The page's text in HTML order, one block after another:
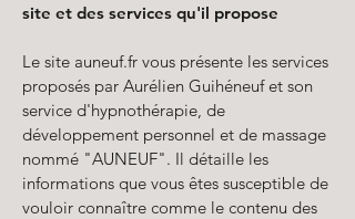
site et des services qu'il propose
Le site auneuf.fr vous présente les services
proposés par Aurélien Guihéneuf et son
service d'hypnothérapie, de
développement personnel et de massage
nommé "AUNEUF". Il détaille les
informations que vous êtes susceptible de
vouloir connaître comme le contenu des